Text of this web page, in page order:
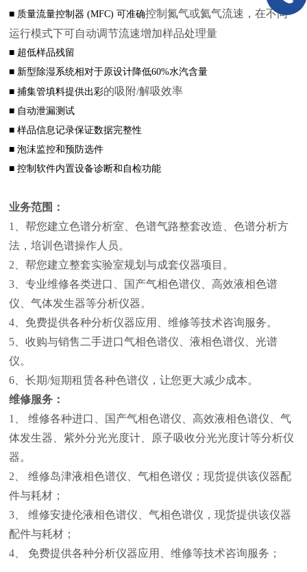
■ 质量流量控制器 (MFC) 可准确控制氮气或氦气流速，在不同
运行模式下可自动调节流速增加样品处理量
■ 超低样品残留
■ 新型除湿系统相对于原设计降低60%水汽含量
■ 捕集管填料提供出彩的吸附/解吸效率
■ 自动泄漏测试
■ 样品信息记录保证数据完整性
■ 泡沫监控和预防选件
■ 控制软件内置设备诊断和自检功能
业务范围：
1、帮您建立色谱分析室、色谱气路整套改造、色谱分析方
法，培训色谱操作人员。
2、帮您建立整套实验室规划与成套仪器项目。
3、专业维修各类进口、国产气相色谱仪、高效液相色谱
仪、气体发生器等分析仪器。
4、免费提供各种分析仪器应用、维修等技术咨询服务。
5、收购与销售二手进口气相色谱仪、液相色谱仪、光谱
仪。
6、长期/短期租赁各种色谱仪，让您更大减少成本。
维修服务：
1、 维修各种进口、国产气相色谱仪、高效液相色谱仪、气
体发生器、紫外分光光度计、原子吸收分光光度计等分析仪
器。
2、 维修岛津液相色谱仪、气相色谱仪；现货提供该仪器配
件与耗材；
3、 维修安捷伦液相色谱仪、气相色谱仪，现货提供该仪器
配件与耗材；
4、 免费提供各种分析仪器应用、维修等技术咨询服务；